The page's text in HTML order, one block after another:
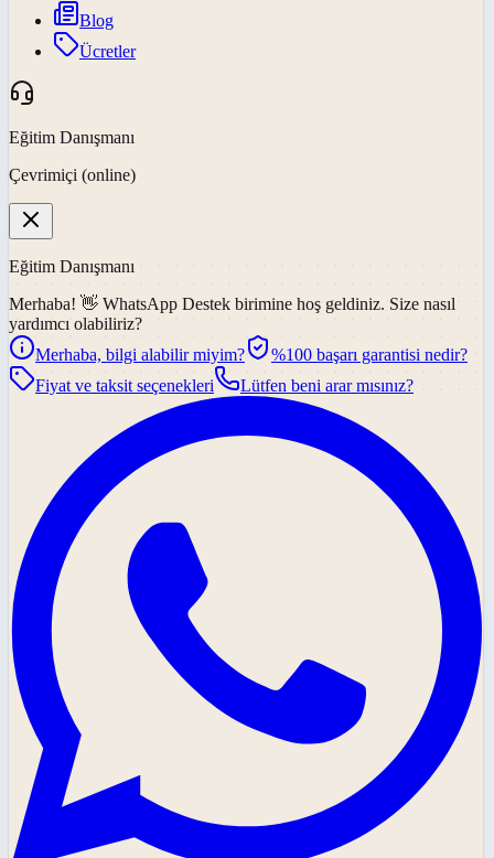
Blog
Ücretler
Eğitim Danışmanı
Çevrimiçi (online)
Eğitim Danışmanı
Merhaba! 👋 WhatsApp Destek birimine hoş geldiniz. Size nasıl
yardımcı olabiliriz?
Merhaba, bilgi alabilir miyim?
%100 başarı garantisi nedir?
Fiyat ve taksit seçenekleri
Lütfen beni arar mısınız?